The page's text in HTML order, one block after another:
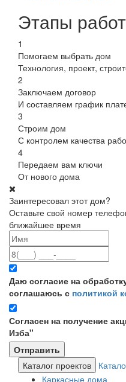
Этапы
1
Помогаем выбрать дом
Технология, проект,
2
Заключаем договор
И составляем график
3
Строим дом
С контролем качества
4
Передаем вам ключи
От нового дома
Заинтересовал этот дом?
Оставьте свой номер
ближайшее время
Даю согласие на
соглашаюсь с политикой
Согласен на получение
Изба"
Каталог проектов
Каркасные дома